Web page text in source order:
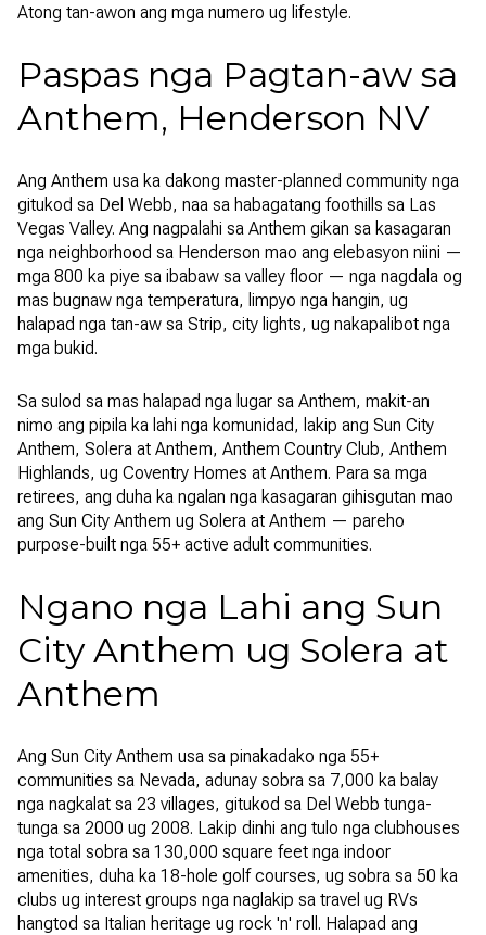
Atong tan-awon ang mga numero ug lifestyle.
Paspas nga Pagtan-aw sa
Anthem, Henderson NV
Ang Anthem usa ka dakong master-planned community nga
gitukod sa Del Webb, naa sa habagatang foothills sa Las
Vegas Valley. Ang nagpalahi sa Anthem gikan sa kasagaran
nga neighborhood sa Henderson mao ang elebasyon niini —
mga 800 ka piye sa ibabaw sa valley floor — nga nagdala og
mas bugnaw nga temperatura, limpyo nga hangin, ug
halapad nga tan-aw sa Strip, city lights, ug nakapalibot nga
mga bukid.
Sa sulod sa mas halapad nga lugar sa Anthem, makit-an
nimo ang pipila ka lahi nga komunidad, lakip ang Sun City
Anthem, Solera at Anthem, Anthem Country Club, Anthem
Highlands, ug Coventry Homes at Anthem. Para sa mga
retirees, ang duha ka ngalan nga kasagaran gihisgutan mao
ang Sun City Anthem ug Solera at Anthem — pareho
purpose-built nga 55+ active adult communities.
Ngano nga Lahi ang Sun
City Anthem ug Solera at
Anthem
Ang Sun City Anthem usa sa pinakadako nga 55+
communities sa Nevada, adunay sobra sa 7,000 ka balay
nga nagkalat sa 23 villages, gitukod sa Del Webb tunga-
tunga sa 2000 ug 2008. Lakip dinhi ang tulo nga clubhouses
nga total sobra sa 130,000 square feet nga indoor
amenities, duha ka 18-hole golf courses, ug sobra sa 50 ka
clubs ug interest groups nga naglakip sa travel ug RVs
hangtod sa Italian heritage ug rock 'n' roll. Halapad ang